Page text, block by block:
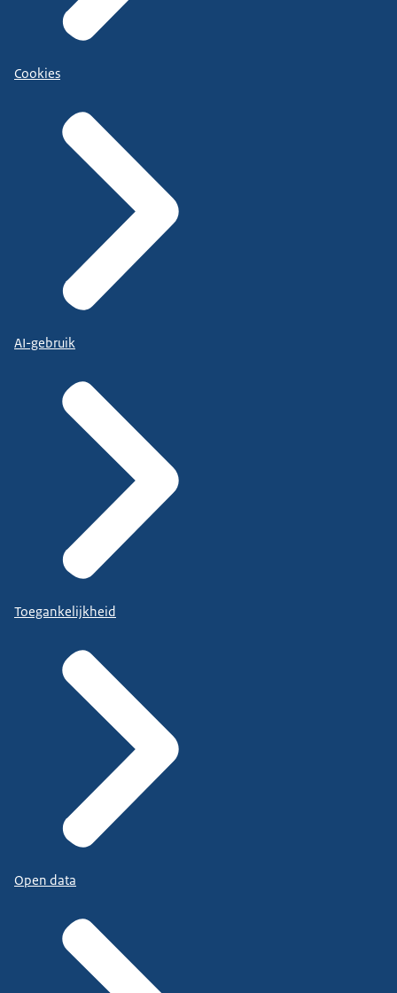
Cookies
AI-gebruik
Toegankelijkheid
Open data